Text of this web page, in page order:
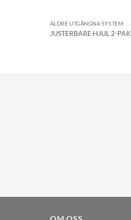
ÄLDRE UTGÅNGNA SYSTEM
JUSTERBARE HJUL 2-PAK